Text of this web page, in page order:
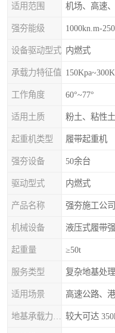
适用范围 机场、高速
强夯能级 1000kn.m-
设备驱动型式 内燃式
承载力特征值
工作角度 60°~77°
适用土质 粉土、粘性
起重机类型 履带起重机
强夯设备 50余台
驱动型式 内燃式
产品名称 强夯施工公司
机械设备 液压式履带
起重量 ≥50t
服务类型 复杂地基处
适用场景 高速公路、
较大可达